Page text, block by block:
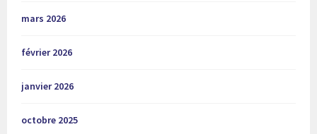
mars 2026
février 2026
janvier 2026
octobre 2025